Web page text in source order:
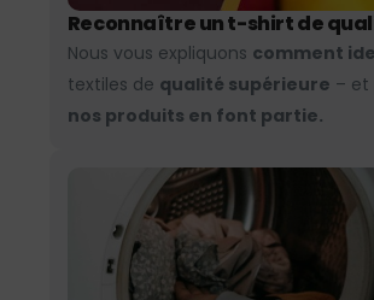
Reconnaître un t-shirt de
Nous vous expliquons comment
textiles de qualité supérieure – et
nos produits en font partie.